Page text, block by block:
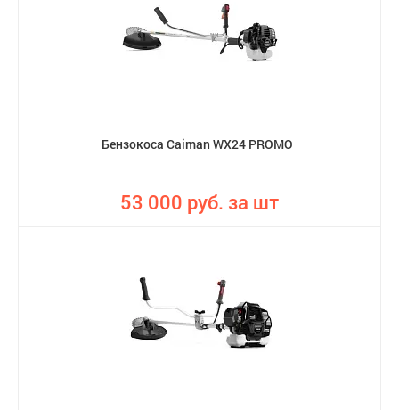
Бензокоса Caiman WX24 PROMO
53 000 руб. за шт